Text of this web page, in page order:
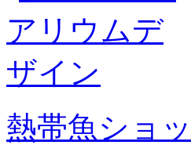
熱帯魚ショ